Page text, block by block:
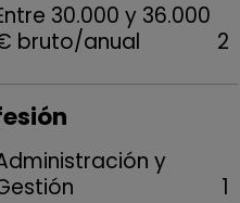
30.000 y 36.000
bruto/anual
2
y
1